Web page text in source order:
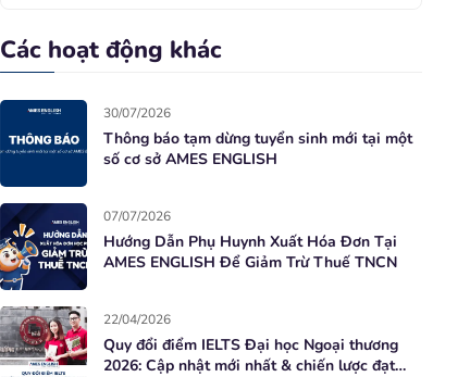
Các hoạt động khác
30/07/2026
Thông báo tạm dừng tuyển sinh mới tại một
số cơ sở AMES ENGLISH
07/07/2026
Hướng Dẫn Phụ Huynh Xuất Hóa Đơn Tại
AMES ENGLISH Để Giảm Trừ Thuế TNCN
22/04/2026
Quy đổi điểm IELTS Đại học Ngoại thương
2026: Cập nhật mới nhất & chiến lược đạt